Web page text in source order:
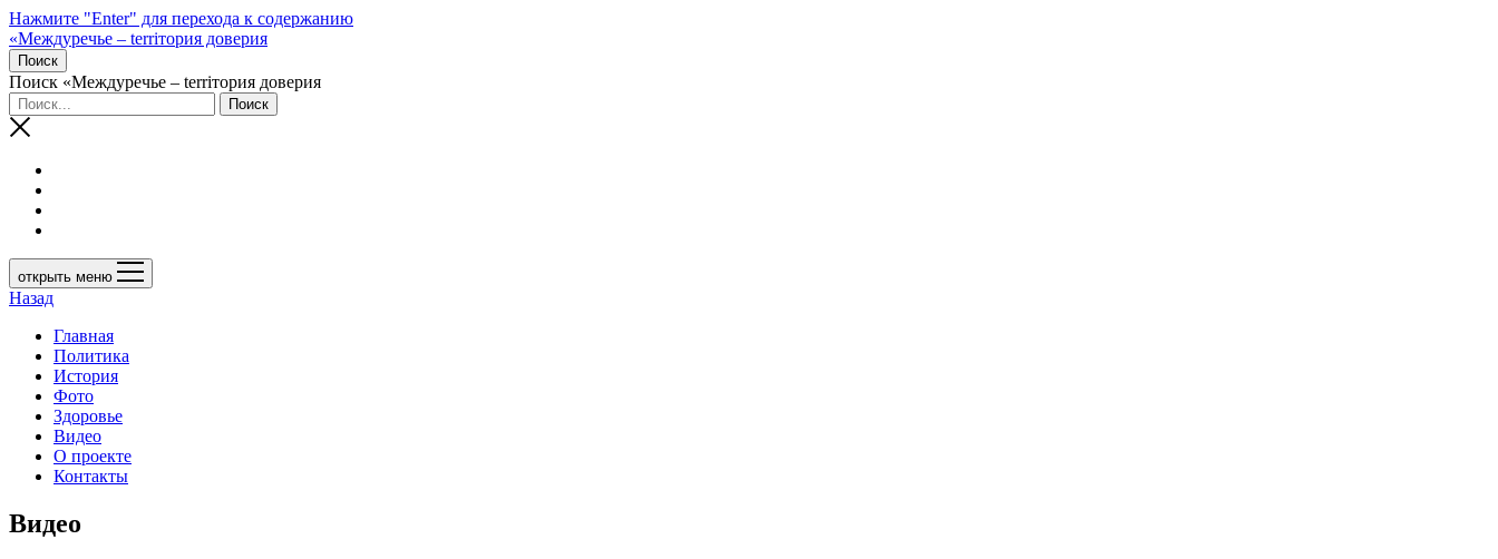
Нажмите "Enter" для перехода к содержанию
«Междуречье – terriтория доверия
Поиск
Поиск «Междуречье – terriтория доверия
открыть меню
Назад
Главная
Политика
История
Фото
Здоровье
Видео
О проекте
Контакты
Видео